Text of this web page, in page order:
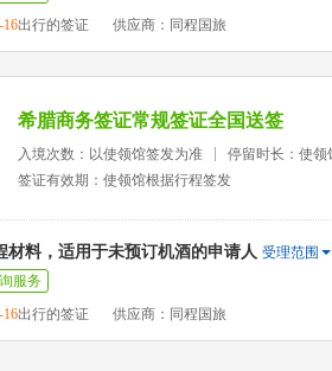
16出行的签证 供应商：同程国旅
希腊商务签证常规签证全国送签
入境次数：以使领馆签发为准
停留时长：使领
签证有效期：使领馆根据行程签发
材料，适用于未预订机酒的申请人 受理范围
服务
16出行的签证 供应商：同程国旅